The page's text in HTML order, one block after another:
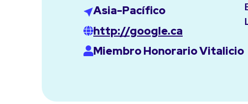
Asia-Pacífico
http://google.ca
Miembro Honorario Vitalicio